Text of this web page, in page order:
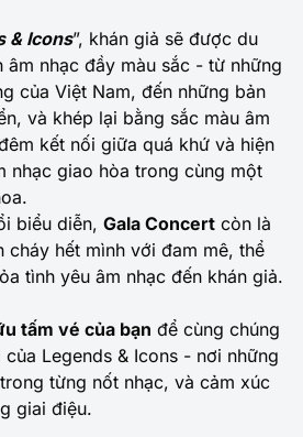
& Icons”, khán giả sẽ được du
âm nhạc đầy màu sắc - từ những
của Việt Nam, đến những bản
và khép lại bằng sắc màu âm
kết nối giữa quá khứ và hiện
nhạc giao hòa trong cùng một
biểu diễn, Gala Concert còn là
cháy hết mình với đam mê, thể
tình yêu âm nhạc đến khán giả.
tấm vé của bạn để cùng chúng
Legends & Icons - nơi những
từng nốt nhạc, và cảm xúc
giai điệu.